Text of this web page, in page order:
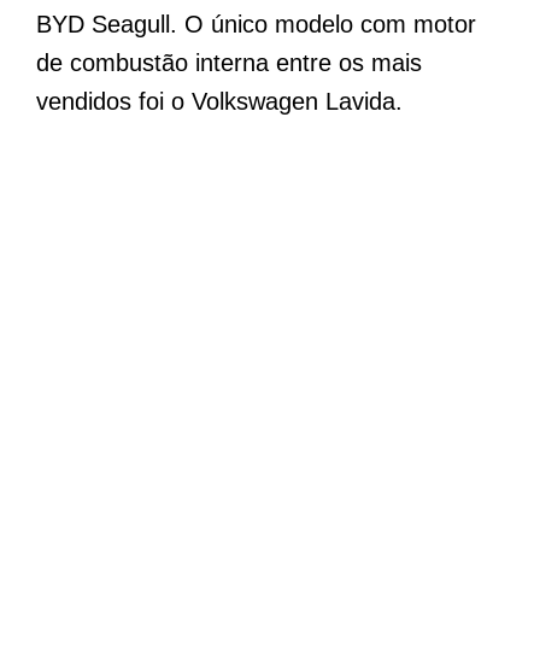
BYD Seagull. O único modelo com motor
de combustão interna entre os mais
vendidos foi o Volkswagen Lavida.